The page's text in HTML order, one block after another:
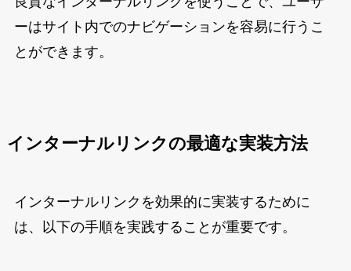
ーはサイト内でのナビゲーションを容易に行うこ
とができます。
インターナルリンクの最適な実装方法
インターナルリンクを効果的に実装するために
は、以下の手順を実践することが重要です。